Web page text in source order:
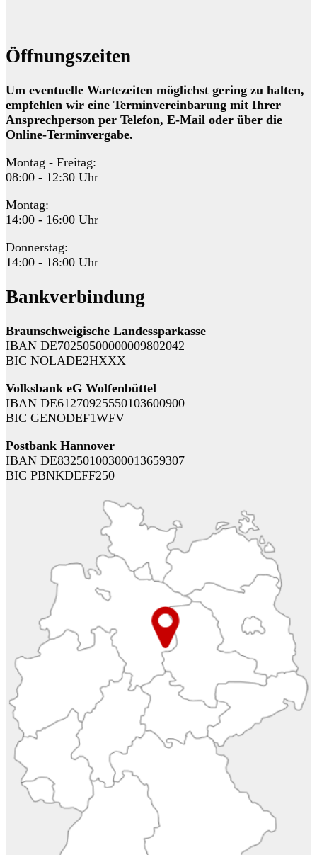
Öffnungszeiten
Um eventuelle Wartezeiten möglichst gering zu halten,
empfehlen wir eine Terminvereinbarung mit Ihrer
Ansprechperson per Telefon, E-Mail oder über die
Online-Terminvergabe.
Montag - Freitag:
08:00 - 12:30 Uhr
Montag:
14:00 - 16:00 Uhr
Donnerstag:
14:00 - 18:00 Uhr
Bankverbindung
Braunschweigische Landessparkasse
IBAN DE70250500000009802042
BIC NOLADE2HXXX
Volksbank eG Wolfenbüttel
IBAN DE61270925550103600900
BIC GENODEF1WFV
Postbank Hannover
IBAN DE83250100300013659307
BIC PBNKDEFF250